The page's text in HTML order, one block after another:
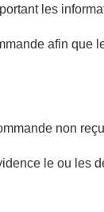
les
afin que
non
le ou les